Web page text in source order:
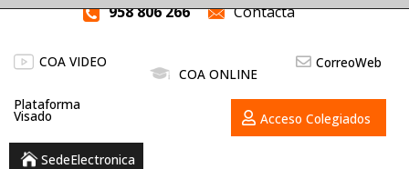
958 806 266 Contacta
COA VIDEO
COA ONLINE
CorreoWeb
Plataforma
Visado Acceso Colegiados
SedeElectronica